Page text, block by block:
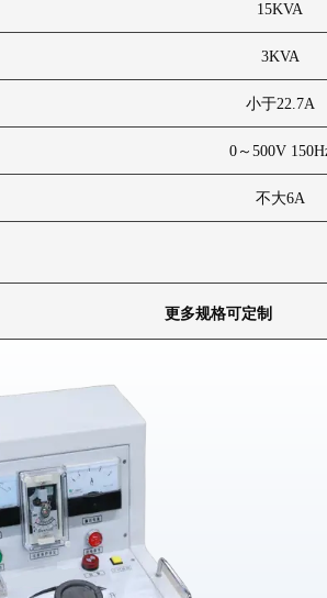
15KVA
3KVA
小于22.7A
0～500V
不大6A
更多规格可定制